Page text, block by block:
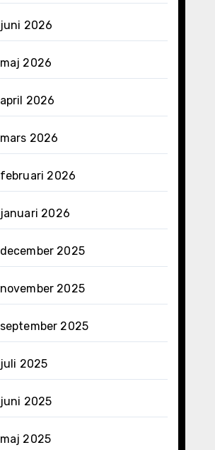
juni 2026
maj 2026
april 2026
mars 2026
februari 2026
januari 2026
december 2025
november 2025
september 2025
juli 2025
juni 2025
maj 2025